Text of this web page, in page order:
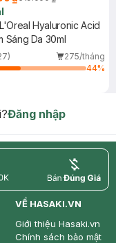
Hyaluronic Acid
Sáng Da 30ml
275/tháng
44%
Đăng nhập
price
VỀ HASAKI.VN
Giới thiệu Hasaki.vn
Chính sách bảo mật